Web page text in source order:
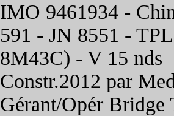
IMO 9461934 -
591 - JN 8551 -
8M43C) - V 15 nds
Constr.2012 par
Gérant/Opér